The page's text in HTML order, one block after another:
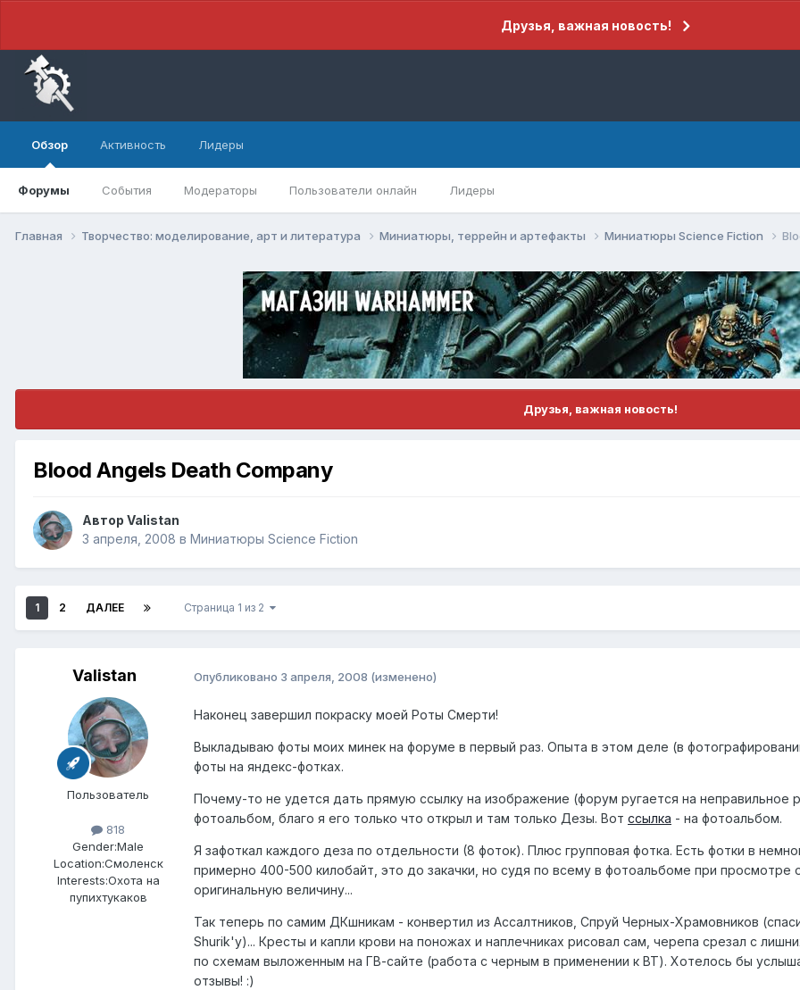
Друзья, важная новость!
Обзор
Форумы События Модераторы Пользователи онлайн Лидеры
Активность Лидеры
Главная Творчество: моделирование, арт и литература Миниатюры, террейн и артефакты Миниатюры Science Fiction
Друзья, важная новость!
Blood Angels Death Company
Автор Valistan
3 апреля, 2008 в Миниатюры Science Fiction
1 2 ДАЛЕЕ Страница 1 из 2
Valistan
Пользователь
818
Gender:Male
Location:Смоленск
Interests:Охота на
пупихтукаков
Опубликовано 3 апреля, 2008 (изменено)
Наконец завершил покраску моей Роты Смерти!
Выкладываю фоты моих минек на форуме в первый раз. Опыта в этом деле (в
фоты на яндекс-фотках.
Почему-то не удется дать прямую ссылку на изображение (форум ругается на
фотоальбом, благо я его только что открыл и там только Дезы. Вот ссылка - на фотоальбом.
Я зафоткал каждого деза по отдельности (8 фоток). Плюс групповая фотка. Есть фотки в
примерно 400-500 килобайт, это до закачки, но судя по всему в фотоальбоме при
оригинальную величину...
Так теперь по самим ДКшникам - конвертил из Ассалтников, Спруй Черных-Храмовников
Shurik'у)... Кресты и капли крови на поножах и наплечниках рисовал сам, черепа срезал с
по схемам выложенным на ГВ-сайте (работа с черным в применении к BT). Хотелось бы
отзывы! :)